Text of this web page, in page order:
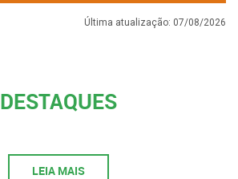
Última atualização: 07/08/2026
DESTAQUES
LEIA MAIS